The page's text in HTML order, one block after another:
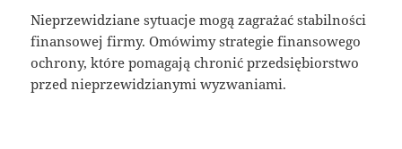
Nieprzewidziane sytuacje mogą zagrażać stabilności
finansowej firmy. Omówimy strategie finansowego
ochrony, które pomagają chronić przedsiębiorstwo
przed nieprzewidzianymi wyzwaniami.